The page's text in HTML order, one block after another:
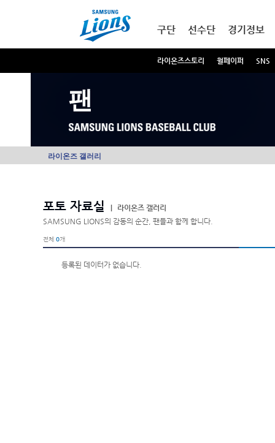
구단 선수단 경기정보
라이온즈스토리 월페이퍼 SNS
팬
라이온즈 갤러리
포토 자료실
라이온즈 갤러리
SAMSUNG LIONS의 감동의 순간, 팬들과 함께 합니다.
전체 0개
등록된 데이터가 없습니다.